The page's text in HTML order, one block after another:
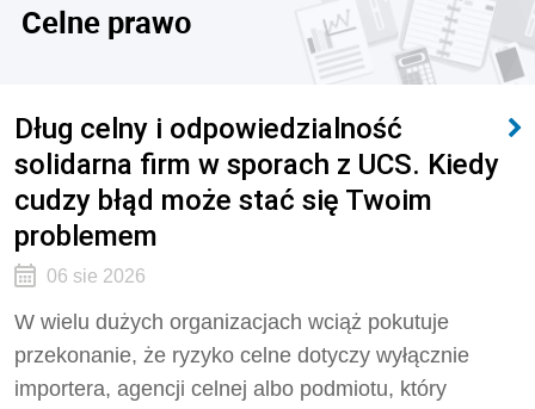
Celne prawo
Dług celny i odpowiedzialność
solidarna firm w sporach z UCS. Kiedy
cudzy błąd może stać się Twoim
problemem
06 sie 2026
W wielu dużych organizacjach wciąż pokutuje
przekonanie, że ryzyko celne dotyczy wyłącznie
importera, agencji celnej albo podmiotu, który